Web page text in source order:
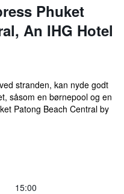
Phuket
An IHG Hotel
stranden, kan nyde godt
såsom en børnepool og en
Patong Beach Central by
15:00